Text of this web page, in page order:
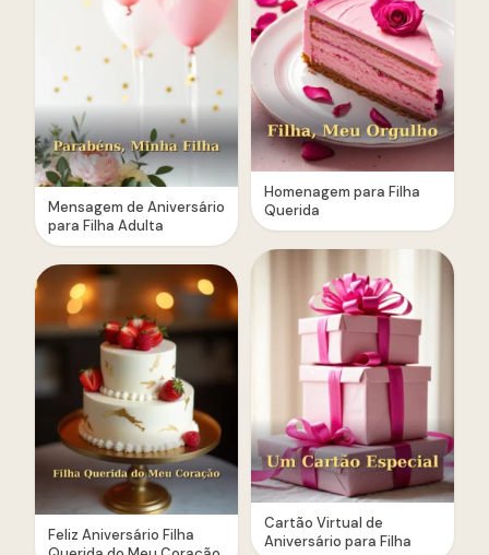
Mensagem de Aniversário
para Filha Adulta
Feliz Aniversário Filha
Homenagem para Filha
Querida
Cartão Virtual de
Aniversário para Filha